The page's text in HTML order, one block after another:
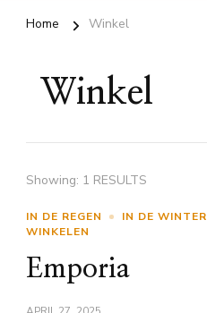
Home Winkel
Winkel
Showing: 1 RESULTS
IN DE REGEN IN DE WINTER
WINKELEN
Emporia